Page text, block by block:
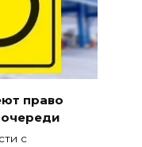
право
очереди
с